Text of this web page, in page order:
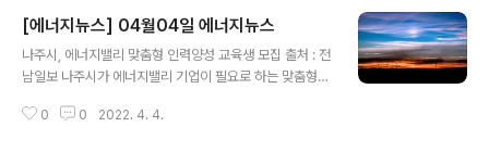
[에너지뉴스] 04월04일 에너지뉴스
나주시, 에너지밸리 맞춤형 인력양성 교육생 모집 출처 : 전
남일보 나주시가 에너지밸리 기업이 필요로 하는 맞춤형
남도 주관 '지역·산업 맞춤형 일자리창출 지원사업' 공모에
0 0 2022. 4. 4.